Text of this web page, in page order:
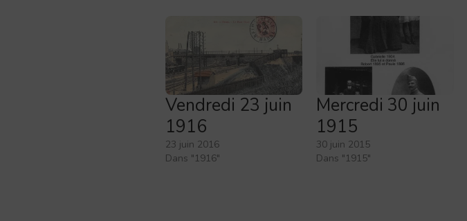
Vendredi 23 juin
1916
23 juin 2016
Dans "1916"
Mercredi 30 juin
1915
30 juin 2015
Dans "1915"